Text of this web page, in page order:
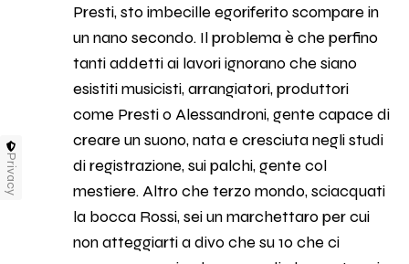
Presti, sto imbecille egoriferito scompare in
un nano secondo. Il problema è che perfino
tanti addetti ai lavori ignorano che siano
esistiti musicisti, arrangiatori, produttori
come Presti o Alessandroni, gente capace di
creare un suono, nata e cresciuta negli studi
di registrazione, sui palchi, gente col
mestiere. Altro che terzo mondo, sciacquati
la bocca Rossi, sei un marchettaro per cui
non atteggiarti a divo che su 10 che ci
Privacy